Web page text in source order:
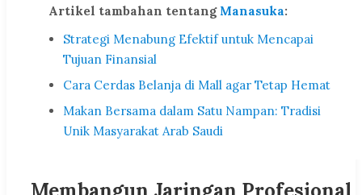
Artikel tambahan tentang Manasuka:
Strategi Menabung Efektif untuk Mencapai
Tujuan Finansial
Cara Cerdas Belanja di Mall agar Tetap Hemat
Makan Bersama dalam Satu Nampan: Tradisi
Unik Masyarakat Arab Saudi